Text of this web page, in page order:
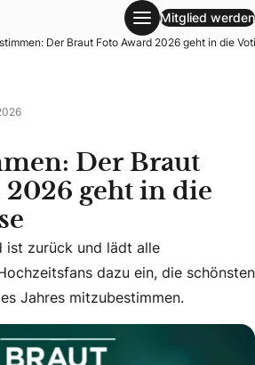
Foto Award 2026 geht in die
Mitglied werden
Der Braut Foto Award 2026 geht in die
Der Braut
2026 geht in die
ist zurück und lädt alle
ist zurück und lädt alle
dazu ein, die schönsten
Jahres mitzubestimmen.